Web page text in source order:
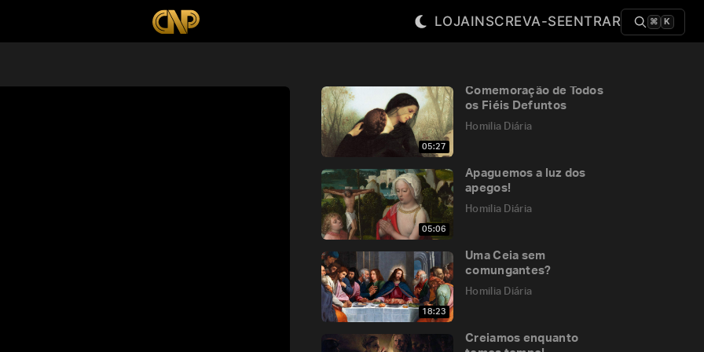
LOJAINSCREVA-SEENTRAR ⌘ K
05:27
Comemoração de Todos
os Fiéis Defuntos
Homilia Diária
05:06
Apaguemos a luz dos
apegos!
Homilia Diária
18:23
Uma Ceia sem
comungantes?
Homilia Diária
Creiamos enquanto